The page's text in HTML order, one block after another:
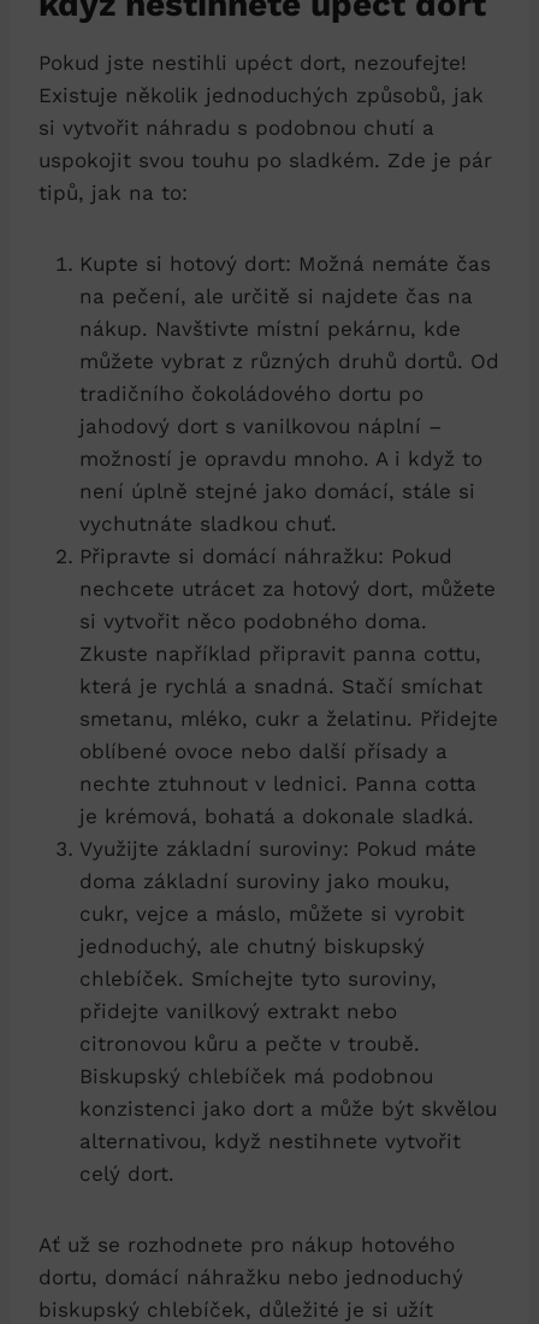
Pokud jste nestihli upéct dort, nezoufejte!
Existuje několik jednoduchých způsobů, jak
si vytvořit náhradu s podobnou chutí a
uspokojit svou touhu po sladkém. Zde je pár
tipů, jak na to:
Kupte si hotový dort: Možná nemáte čas
na pečení, ale určitě si najdete čas na
nákup. Navštivte místní pekárnu, kde
můžete vybrat z různých druhů dortů. Od
tradičního čokoládového dortu po
jahodový dort s vanilkovou náplní –
možností je opravdu mnoho. A i když to
není úplně stejné jako domácí, stále si
vychutnáte sladkou chuť.
Připravte si domácí náhražku: Pokud
nechcete utrácet za hotový dort, můžete
si vytvořit něco podobného doma.
Zkuste například připravit panna cottu,
která je rychlá a snadná. Stačí smíchat
smetanu, mléko, cukr a želatinu. Přidejte
oblíbené ovoce nebo další přísady a
nechte ztuhnout v lednici. Panna cotta
je krémová, bohatá a dokonale sladká.
Využijte základní suroviny: Pokud máte
doma základní suroviny jako mouku,
cukr, vejce a máslo, můžete si vyrobit
jednoduchý, ale chutný biskupský
chlebíček. Smíchejte tyto suroviny,
přidejte vanilkový extrakt nebo
citronovou kůru a pečte v troubě.
Biskupský chlebíček má podobnou
konzistenci jako dort a může být skvělou
alternativou, když nestihnete vytvořit
celý dort.
Ať už se rozhodnete pro nákup hotového
dortu, domácí náhražku nebo jednoduchý
biskupský chlebíček, důležité je si užít